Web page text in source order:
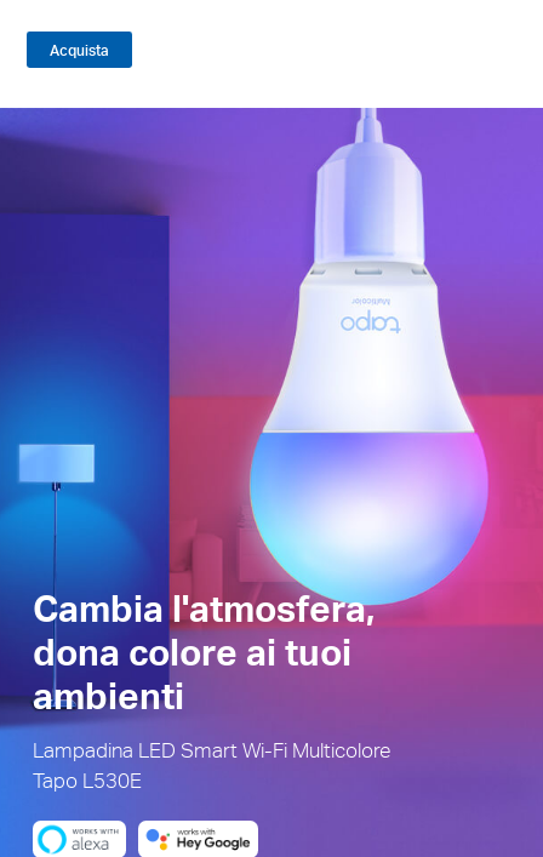
Acquista
Cambia l'atmosfera,
dona colore ai tuoi
ambienti
Lampadina LED Smart Wi-Fi Multicolore
Tapo L530E